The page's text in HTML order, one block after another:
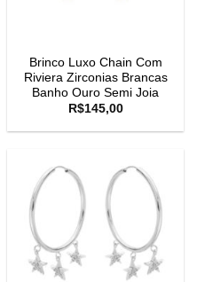
Brinco Luxo Chain Com
Riviera Zirconias Brancas
Banho Ouro Semi Joia
R$145,00